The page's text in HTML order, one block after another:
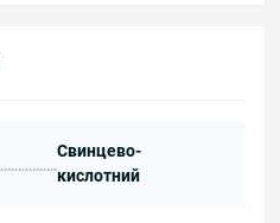
Свинцево-
кислотний